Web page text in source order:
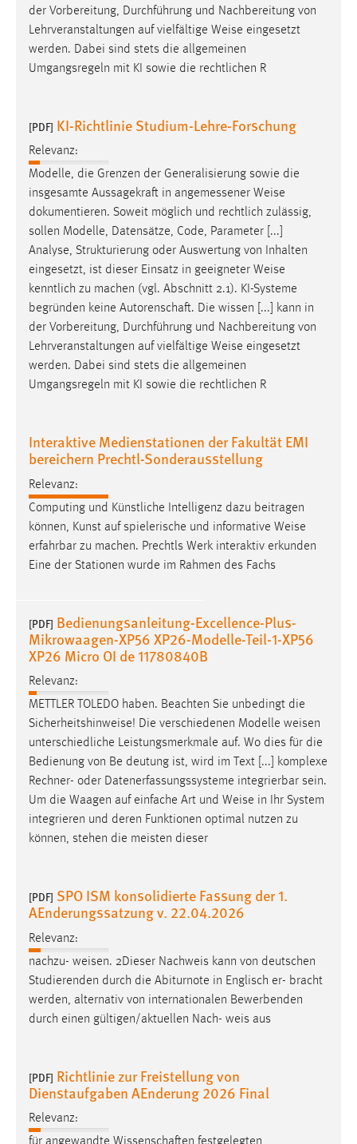
der Vorbereitung, Durchführung und Nachbereitung von
Lehrveranstaltungen auf vielfältige Weise eingesetzt
werden. Dabei sind stets die allgemeinen
Umgangsregeln mit KI sowie die rechtlichen R
[PDF] KI-Richtlinie Studium-Lehre-Forschung
Relevanz:
Modelle, die Grenzen der Generalisierung sowie die
insgesamte Aussagekraft in angemessener Weise
dokumentieren. Soweit möglich und rechtlich zulässig,
sollen Modelle, Datensätze, Code, Parameter [...]
Analyse, Strukturierung oder Auswertung von Inhalten
eingesetzt, ist dieser Einsatz in geeigneter Weise
kenntlich zu machen (vgl. Abschnitt 2.1). KI-Systeme
begründen keine Autorenschaft. Die wissen [...] kann in
der Vorbereitung, Durchführung und Nachbereitung von
Lehrveranstaltungen auf vielfältige Weise eingesetzt
werden. Dabei sind stets die allgemeinen
Umgangsregeln mit KI sowie die rechtlichen R
Interaktive Medienstationen der Fakultät EMI
bereichern Prechtl-Sonderausstellung
Relevanz:
Computing und Künstliche Intelligenz dazu beitragen
können, Kunst auf spielerische und informative Weise
erfahrbar zu machen. Prechtls Werk interaktiv erkunden
Eine der Stationen wurde im Rahmen des Fachs
[PDF] Bedienungsanleitung-Excellence-Plus-
Mikrowaagen-XP56 XP26-Modelle-Teil-1-XP56
XP26 Micro OI de 11780840B
Relevanz:
METTLER TOLEDO haben. Beachten Sie unbedingt die
Sicherheitshinweise! Die verschiedenen Modelle weisen
unterschiedliche Leistungsmerkmale auf. Wo dies für die
Bedienung von Be­ deutung ist, wird im Text [...] komplexe
Rechner- oder Datenerfassungssysteme integrierbar sein.
Um die Waagen auf einfache Art und Weise in Ihr System
integrieren und deren Funktionen optimal nutzen zu
können, stehen die meisten dieser
[PDF] SPO ISM konsolidierte Fassung der 1.
AEnderungssatzung v. 22.04.2026
Relevanz:
nachzu- weisen. 2Dieser Nachweis kann von deutschen
Studierenden durch die Abiturnote in Englisch er- bracht
werden, alternativ von internationalen Bewerbenden
durch einen gültigen/aktuellen Nach- weis aus
[PDF] Richtlinie zur Freistellung von
Dienstaufgaben AEnderung 2026 Final
Relevanz:
Zweck:
Conversion-Tracking
Cookie Laufzeit:
EXTERNE MEDIEN
Um Inhalte von Videoplattformen und Social Media
Plattformen anzeigen zu können, werden von diesen
externen Medien Cookies gesetzt.
YouTube
Vimeo